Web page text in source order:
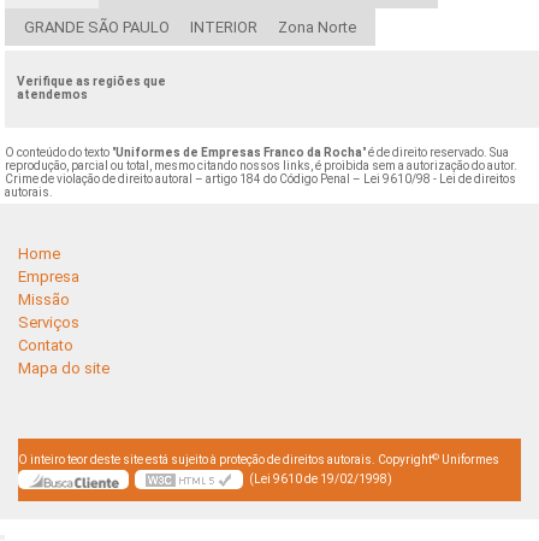
GRANDE SÃO PAULO INTERIOR Zona Norte
Verifique as regiões que
atendemos
O conteúdo do texto "Uniformes de Empresas Franco da Rocha" é de direito reservado. Sua
reprodução, parcial ou total, mesmo citando nossos links, é proibida sem a autorização do autor.
Crime de violação de direito autoral – artigo 184 do Código Penal –
Lei 9610/98 - Lei de direitos
autorais
Home
Empresa
Missão
Serviços
Contato
Mapa do site
O inteiro teor deste site está sujeito à proteção de direitos autorais. Copyright© Uniformes
(Lei 9610 de 19/02/1998)